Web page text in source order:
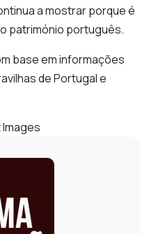
a mostrar porque é
património português.
base em informações
de Portugal e